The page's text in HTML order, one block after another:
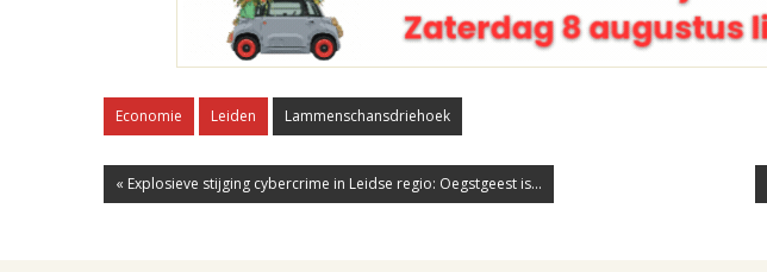
Economie Leiden Lammenschansdriehoek
« Explosieve stijging cybercrime in Leidse regio: Oegstgeest is...